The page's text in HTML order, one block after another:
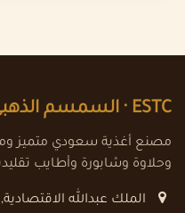
ESTC · السمسم
مصنع أغذية سعودي متميز
وحلاوة وشابورة وأطايب
الملك عبدالله الاقتصادية,